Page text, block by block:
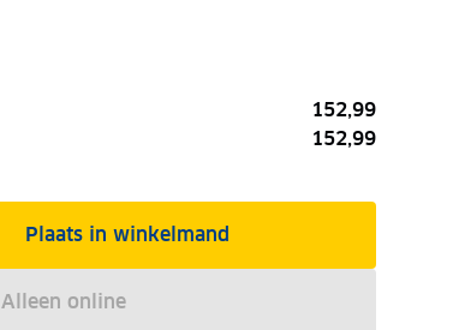
152,99
152,99
Plaats in winkelmand
Alleen online